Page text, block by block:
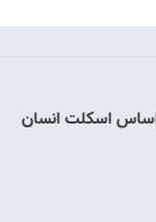
اساس اسکلت انسان